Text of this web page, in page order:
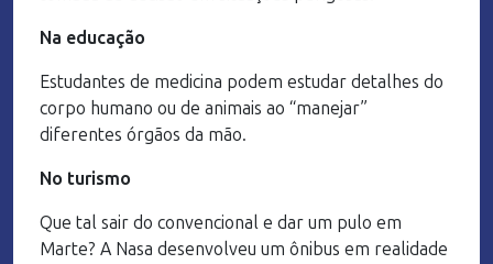
Na educação
Estudantes de medicina podem estudar detalhes do
corpo humano ou de animais ao “manejar”
diferentes órgãos da mão.
No turismo
Que tal sair do convencional e dar um pulo em
Marte? A Nasa desenvolveu um ônibus em realidade